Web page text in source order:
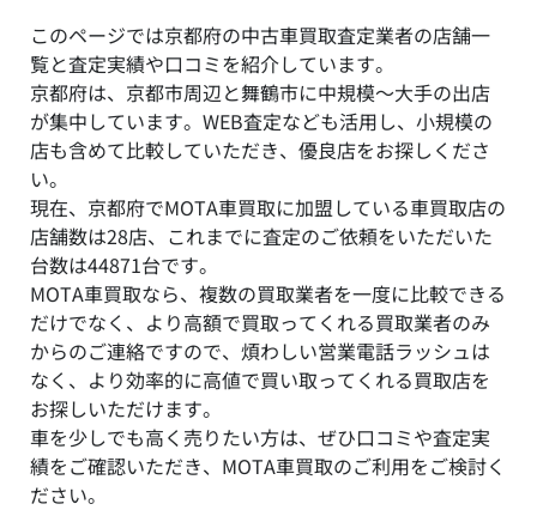
このページでは京都府の中古車買取査定業者の店舗一
覧と査定実績や口コミを紹介しています。
京都府は、京都市周辺と舞鶴市に中規模～大手の出店
が集中しています。WEB査定なども活用し、小規模の
店も含めて比較していただき、優良店をお探しくださ
い。
現在、京都府でMOTA車買取に加盟している車買取店の
店舗数は28店、これまでに査定のご依頼をいただいた
台数は44871台です。
MOTA車買取なら、複数の買取業者を一度に比較できる
だけでなく、より高額で買取ってくれる買取業者のみ
からのご連絡ですので、煩わしい営業電話ラッシュは
なく、より効率的に高値で買い取ってくれる買取店を
お探しいただけます。
車を少しでも高く売りたい方は、ぜひ口コミや査定実
績をご確認いただき、MOTA車買取のご利用をご検討く
ださい。